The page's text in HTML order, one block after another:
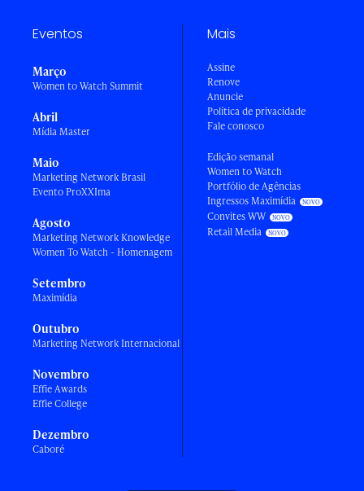
Eventos
Março
Women to Watch Summit
Abril
Mídia Master
Maio
Marketing Network Brasil
Evento ProXXIma
Agosto
Marketing Network Knowledge
Women To Watch - Homenagem
Setembro
Maximídia
Outubro
Marketing Network Internacional
Novembro
Effie Awards
Effie College
Dezembro
Caboré
Mais
Assine
Renove
Anuncie
Política de privacidade
Fale conosco
Edição semanal
Women to Watch
Portfólio de Agências
Ingressos Maximídia
Convites WW
Retail Media